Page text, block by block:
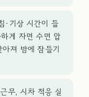
·기상 시간이 들
게 자면 수면 압
져 밤에 잠들기
무, 시차 적응 실